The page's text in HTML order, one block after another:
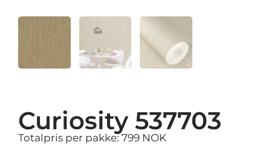
Curiosity 537703
Totalpris per pakke: 799 NOK